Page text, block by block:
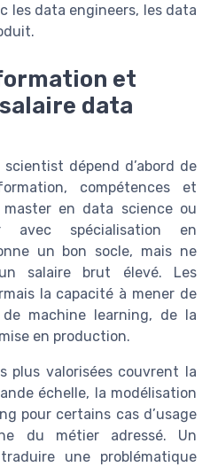
les data engineers, les data
et
data
dépend d’abord de
compétences et
en data science ou
avec spécialisation en
un bon socle, mais ne
salaire brut élevé. Les
la capacité à mener de
machine learning, de la
en production.
plus valorisées couvrent la
échelle, la modélisation
pour certains cas d’usage
du métier adressé. Un
une problématique